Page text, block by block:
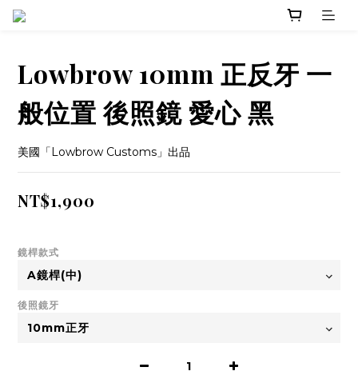
Lowbrow 10mm 正反牙 一
般位置 後照鏡 愛心 黑
美國「Lowbrow Customs」出品
NT$1,900
鏡桿款式
後照鏡牙